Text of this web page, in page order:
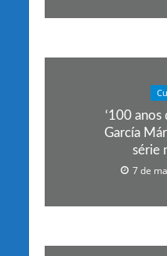
‘100 anos
García
série
7 de